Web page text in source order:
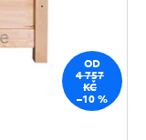
OD
4 757
KČ
–10 %